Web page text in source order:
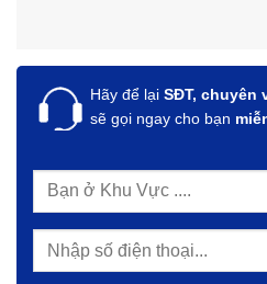
Hãy để lại SĐT, chuyên
sẽ gọi ngay cho bạn